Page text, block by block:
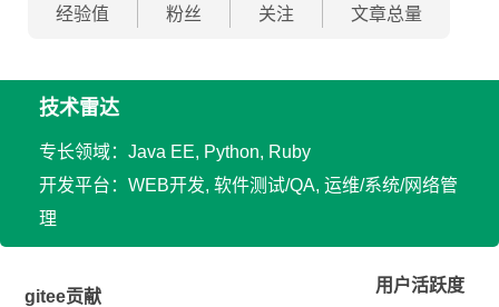
经验值 粉丝 关注 文章总量
技术雷达
专长领域：Java EE, Python, Ruby
开发平台：WEB开发, 软件测试/QA, 运维/系统/网络管
理
gitee贡献
用户活跃度